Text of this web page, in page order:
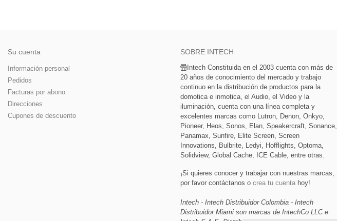
Su cuenta
Información personal
Pedidos
Facturas por abono
Direcciones
Cupones de descuento
SOBRE INTECH
Intech Constituida en el 2003 cuenta con más de
20 años de conocimiento del mercado y trabajo
continuo en la distribución de productos para la
domotica e inmotica, el Audio, el Video y la
iluminación, cuenta con una línea completa y
excelentes marcas como Lutron, Denon, Onkyo,
Pioneer, Heos, Sonos, Elan, Speakercraft, Sonance,
Panamax, Sunfire, Elite Screen, Screen
Innovations, Bulbrite, Ledyi, Hofflights, Optoma,
Solidview, Global Cache, ICE Cable, entre otras.
¡Si quieres conocer y trabajar con nuestras marcas,
por favor contáctanos o crea tu cuenta hoy!
Intech - Intech Distribuidor Colombia - Intech
Distribuidor Miami son marcas de IntechCo LLC e